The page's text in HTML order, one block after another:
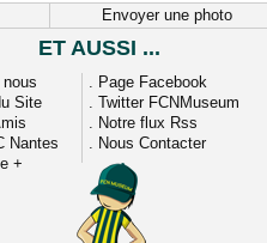
Envoyer une photo
ET AUSSI ...
Site
Nantes
+
. Page Facebook
. Twitter FCNMuseum
. Notre flux Rss
. Nous Contacter